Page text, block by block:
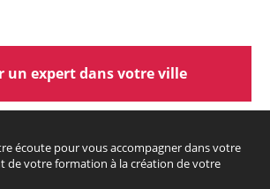
un expert dans votre ville
écoute pour vous accompagner dans votre
de votre formation à la création de votre